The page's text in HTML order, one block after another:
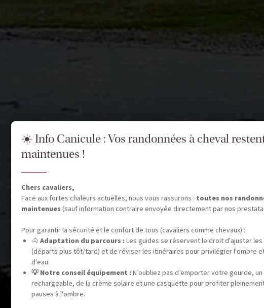
☀️ Info Canicule : Vos randonnées à cheval
maintenues !
Chers cavaliers,
Face aux fortes chaleurs actuelles, nous vous rassurons : toutes nos
maintenues (sauf information contraire envoyée directement par nos
Pour garantir la sécurité et le confort de tous (cavaliers comme chevaux) :
🐴 Adaptation du parcours :Les guides se réservent le droit d'ajuster les
(départs plus tôt/tard) et de réviser les itinéraires pour privilégier l'ombre
d'eau.
💡 Notre conseil équipement :N’oubliez pas d’emporter votre gourde,
rechargeable, de la crème solaire et une casquette pour profiter
pauses à l'ombre.